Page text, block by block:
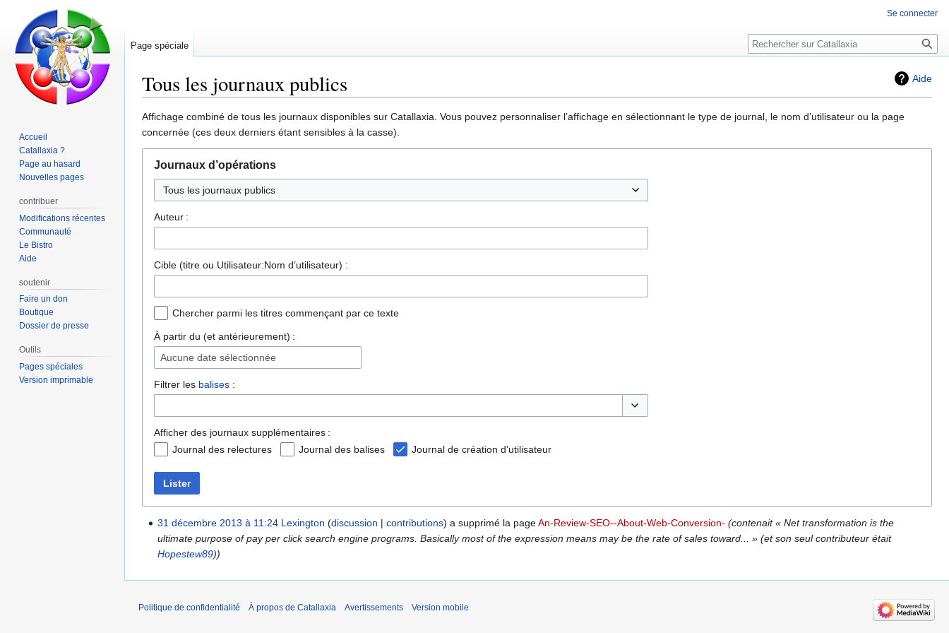
Aide
Tous les journaux publics
Aller
à
la
navigation
Aller
à
la
recherche
Affichage combiné de tous les journaux disponibles sur Catallaxia. Vous pouvez personnaliser l’affichage en sélectionnant le type de journal, le nom d’utilisateur ou la page
concernée (ces deux derniers étant sensibles à la casse).
Journaux d’opérations
Tous les journaux publics
Auteur :
Cible (titre ou Utilisateur:Nom d’utilisateur) :
Chercher parmi les titres commençant par ce texte
À partir du (et antérieurement) :
Aucune date sélectionnée
Filtrer les balises :
Afficher des journaux supplémentaires :
Journal des relectures
Journal des balises Journal de création d’utilisateur
Lister
31 décembre 2013 à 11:24 Lexington discussion contributions a supprimé la pageAn-Review-SEO--About-Web-Conversion- (contenait « Net transformation is the
ultimate purpose of pay per click search engine programs. Basically most of the expression means may be the rate of sales toward... » (et son seul contributeur était
Hopestew89))
Se connecter
Page spéciale Rechercher
Accueil
Catallaxia ?
Page au hasard
Nouvelles pages
contribuer
Modifications récentes
Communauté
Le Bistro
Aide
soutenir
Faire un don
Boutique
Dossier de presse
Outils
Pages spéciales
Version imprimable
Politique de confidentialité À propos de Catallaxia Avertissements Version mobile